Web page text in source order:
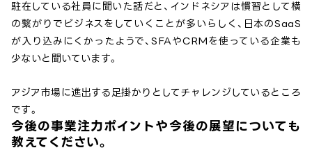
駐在している社員に聞いた話だと、インドネシアは慣習として横
の繋がりでビジネスをしていくことが多いらしく、日本のSaaS
が入り込みにくかったようで、SFAやCRMを使っている企業も
少ないと聞いています。
アジア市場に進出する足掛かりとしてチャレンジしているところ
です。
今後の事業注力ポイントや今後の展望についても
教えてください。